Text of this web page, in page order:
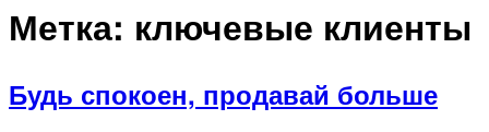
Метка: ключевые клиенты
Будь спокоен, продавай больше